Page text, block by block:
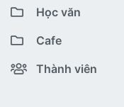
Có gì mới
Featured content
Bài viết mới
Youtube VHT
Tiktok
Cuộc thi viết
Trại sáng tác
Liên hệ BTC
Học văn
Lớp 12
Lớp 11
Cafe
Cafe Văn chương
Thành viên